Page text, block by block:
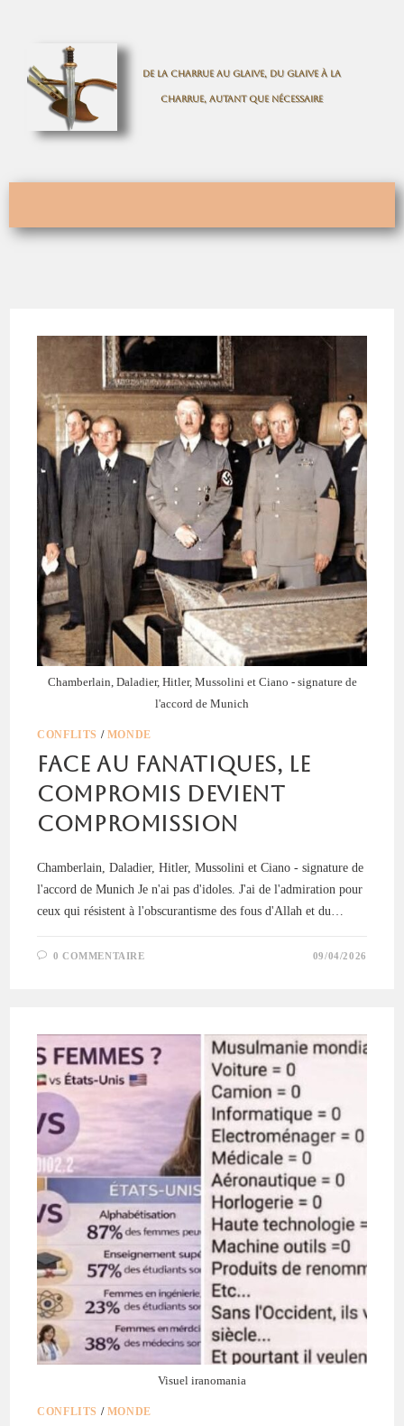
De la charrue au glaive, du glaive à la
charrue, autant que nécessaire
Chamberlain, Daladier, Hitler, Mussolini et Ciano - signature de
l'accord de Munich
CONFLITS / MONDE
Face au fanatiques, le
compromis devient
compromission
Chamberlain, Daladier, Hitler, Mussolini et Ciano - signature de
l'accord de Munich Je n'ai pas d'idoles. J'ai de l'admiration pour
ceux qui résistent à l'obscurantisme des fous d'Allah et du…
0 COMMENTAIRE 09/04/2026
Visuel iranomania
CONFLITS / MONDE